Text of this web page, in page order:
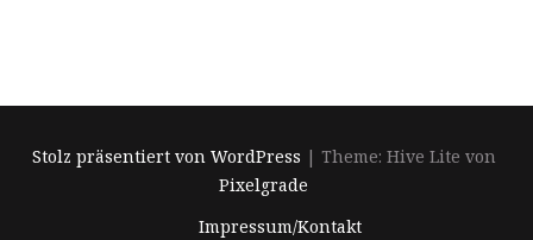
Stolz präsentiert von WordPress | Theme: Hive Lite von
Pixelgrade
Impressum/Kontakt